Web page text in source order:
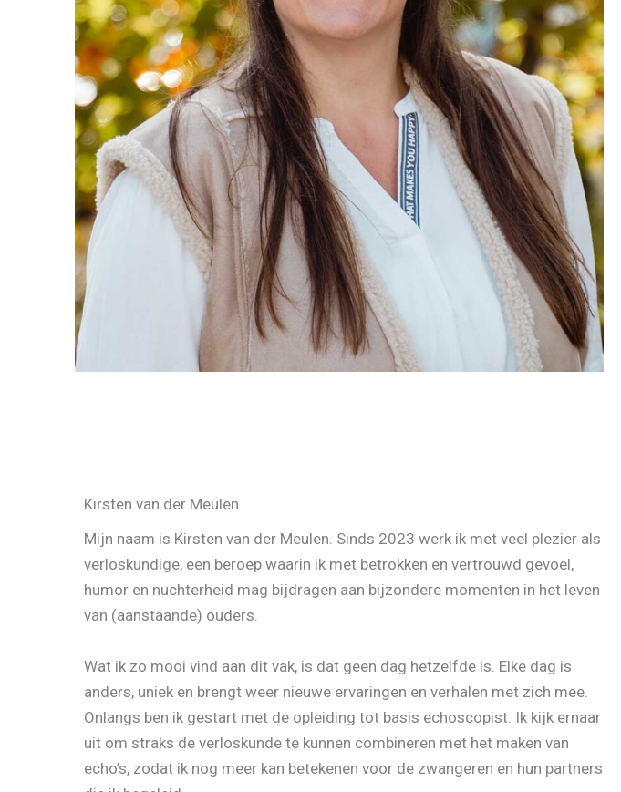
Kirsten van der Meulen
Mijn naam is Kirsten van der Meulen. Sinds 2023 werk ik met veel plezier als
verloskundige, een beroep waarin ik met betrokken en vertrouwd gevoel,
humor en nuchterheid mag bijdragen aan bijzondere momenten in het leven
van (aanstaande) ouders.
Wat ik zo mooi vind aan dit vak, is dat geen dag hetzelfde is. Elke dag is
anders, uniek en brengt weer nieuwe ervaringen en verhalen met zich mee.
Onlangs ben ik gestart met de opleiding tot basis echoscopist. Ik kijk ernaar
uit om straks de verloskunde te kunnen combineren met het maken van
echo’s, zodat ik nog meer kan betekenen voor de zwangeren en hun partners